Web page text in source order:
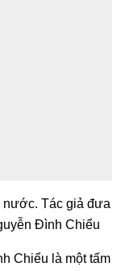
nước. Tác giả đưa
Đình Chiểu
Chiểu là một tấm